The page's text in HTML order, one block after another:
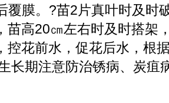
覆膜。?苗2片真叶时及时
苗高20㎝左右时及时搭架
控花前水，促花后水，根
长期注意防治锈病、炭疽